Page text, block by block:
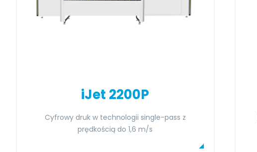
iJet 2200P
Cyfrowy druk w technologii single-pass z
prędkością do 1,6 m/s